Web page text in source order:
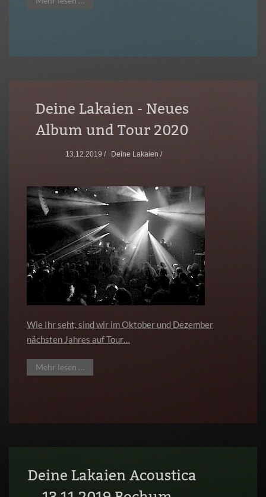
Deine Lakaien - Neues
Album und Tour 2020
13.12.2019 / Deine Lakaien /
Wie Ihr seht, sind wir im Oktober und Dezember
nächsten Jahres auf Tour…
Mehr lesen …
Deine Lakaien Acoustica